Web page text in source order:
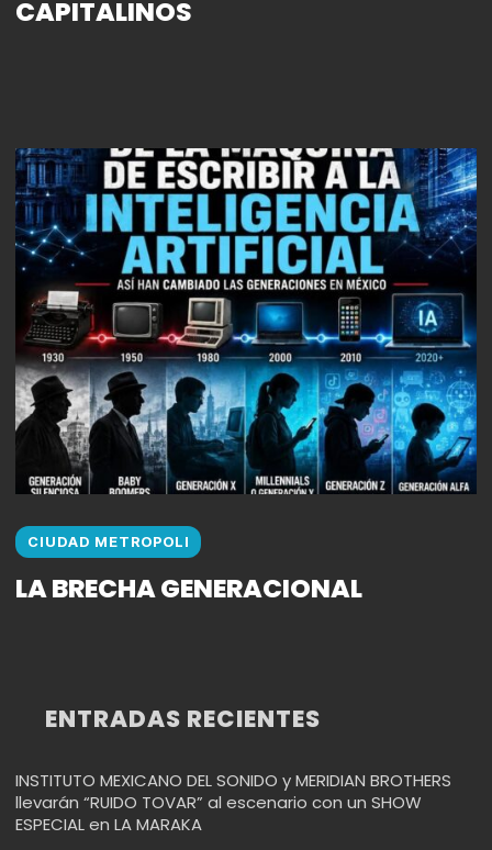
CAPITALINOS
CIUDAD METROPOLI
LA BRECHA GENERACIONAL
ENTRADAS RECIENTES
INSTITUTO MEXICANO DEL SONIDO y MERIDIAN BROTHERS
llevarán “RUIDO TOVAR” al escenario con un SHOW
ESPECIAL en LA MARAKA